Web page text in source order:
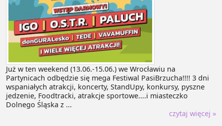
Już w ten weekend (13.06.-15.06.) we Wrocławiu na
Partynicach odbędzie się mega Festiwal PasiBrzucha!!!! 3 dni
wspaniałych atrakcji, koncerty, StandUpy, konkursy, pyszne
jedzenie, Foodtracki, atrakcje sportowe....i miasteczko
Dolnego Śląska z ...
czytaj więcej »